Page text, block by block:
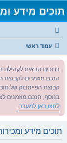
תוכים מידע
עמוד ראשי
ברוכים הבאים לקהילת
הנכם מוזמנים לקבוצת
קבוצת הפייסבוק של
בנוסף, הנכם מוזמנים
לחצו כאן למעבר.
תוכים מידע